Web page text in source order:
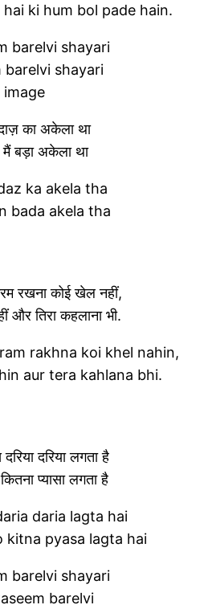
ki hum bol pade hain.
barelvi shayari
image
का अकेला था
मैं बड़ा अकेला था
ka akela tha
bada akela tha
रखना कोई खेल नहीं,
और तिरा कहलाना भी.
rakhna koi khel nahin,
aur tera kahlana bhi.
दरिया लगता है
प्यासा लगता है
daria lagta hai
kitna pyasa lagta hai
barelvi